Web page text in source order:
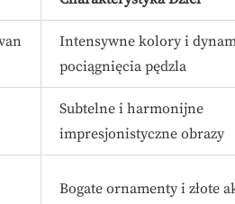
Intensywne kolory i
pociągnięcia pędzla
Subtelne i harmonijne
impresjonistyczne obrazy
Bogate ornamenty i złote